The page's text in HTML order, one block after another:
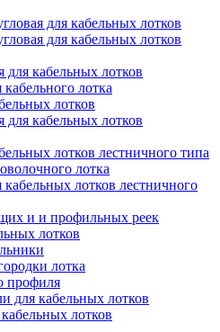
для кабельных лотков
для кабельных лотков
для кабельных лотков
лотка
лотков
для кабельных лотков
лотков лестничного типа
лотка
лотков лестничного
и и профильных реек
лотков
лотка
профиля
для кабельных лотков
лотков